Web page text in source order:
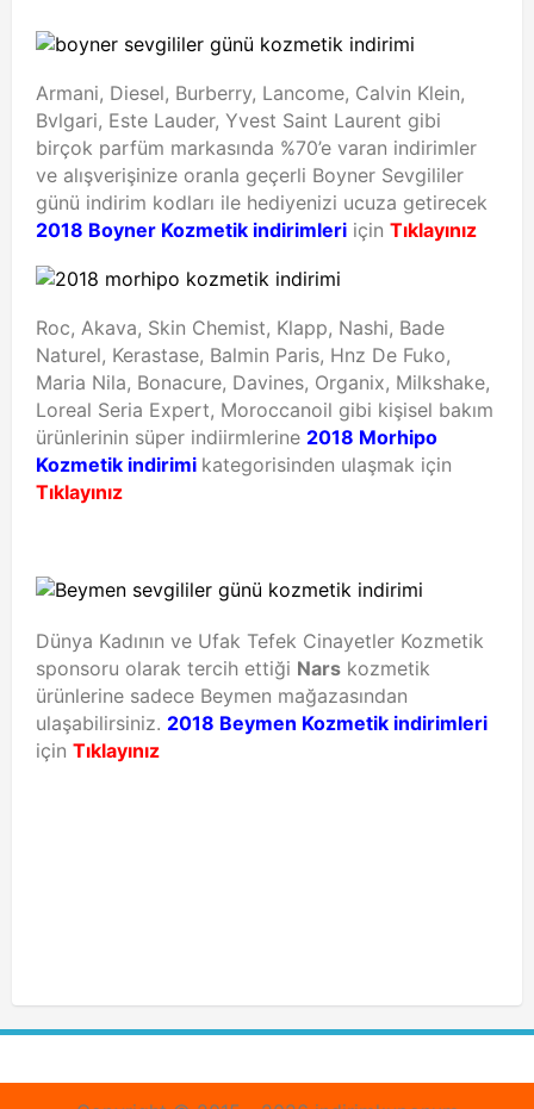
Armani, Diesel, Burberry, Lancome, Calvin Klein,
Bvlgari, Este Lauder, Yvest Saint Laurent gibi
birçok parfüm markasında %70’e varan indirimler
ve alışverişinize oranla geçerli Boyner Sevgililer
günü indirim kodları ile hediyenizi ucuza getirecek
2018 Boyner Kozmetik indirimleri için Tıklayınız
Roc, Akava, Skin Chemist, Klapp, Nashi, Bade
Naturel, Kerastase, Balmin Paris, Hnz De Fuko,
Maria Nila, Bonacure, Davines, Organix, Milkshake,
Loreal Seria Expert, Moroccanoil gibi kişisel bakım
ürünlerinin süper indiirmlerine 2018 Morhipo
Kozmetik indirimi kategorisinden ulaşmak için
Tıklayınız
Dünya Kadının ve Ufak Tefek Cinayetler Kozmetik
sponsoru olarak tercih ettiği Nars kozmetik
ürünlerine sadece Beymen mağazasından
ulaşabilirsiniz. 2018 Beymen Kozmetik indirimleri
için Tıklayınız